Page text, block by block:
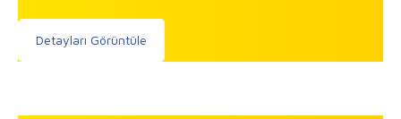
Detayları Görüntüle